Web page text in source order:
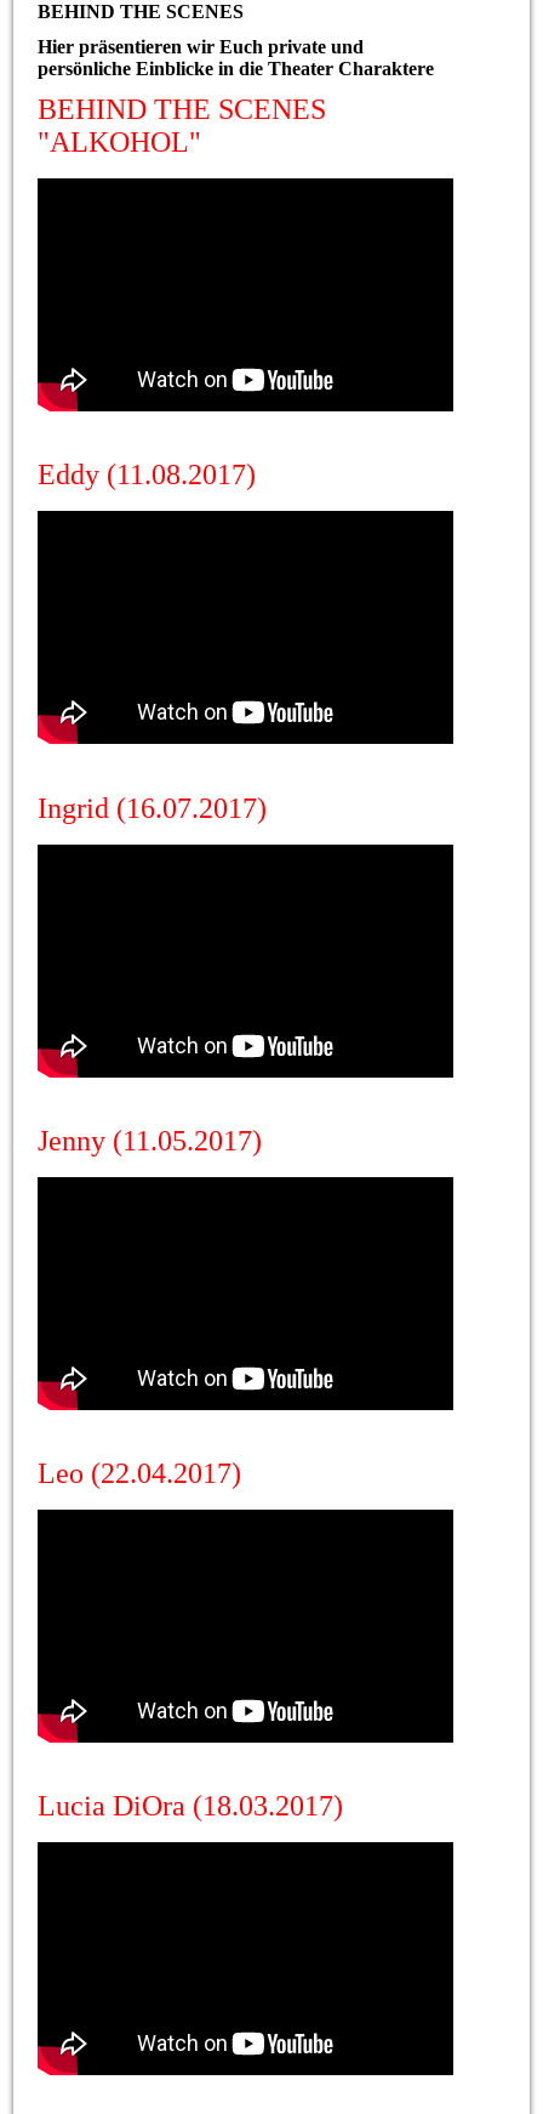
BEHIND THE SCENES
Hier präsentieren wir Euch private und
persönliche Einblicke in die Theater Charaktere
BEHIND THE SCENES
"ALKOHOL"
Eddy (11.08.2017)
Ingrid (16.07.2017)
Jenny (11.05.2017)
Leo (22.04.2017)
Lucia DiOra (18.03.2017)